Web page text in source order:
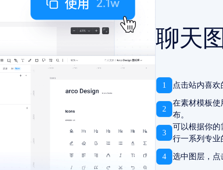
聊天
1 点击站内喜
2
在素材模板使
布。
3
可以根据你的
行一系列专
4 选中图层，点